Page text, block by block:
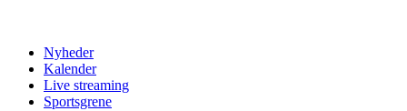
Nyheder
Kalender
Live streaming
Sportsgrene